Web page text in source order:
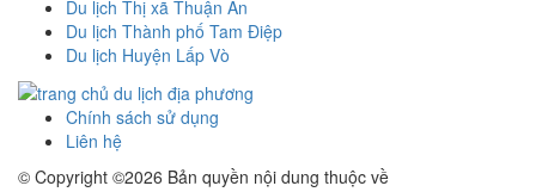
Du lịch Thị xã Thuận An
Du lịch Thành phố Tam Điệp
Du lịch Huyện Lấp Vò
Chính sách sử dụng
Liên hệ
© Copyright ©2026 Bản quyền nội dung thuộc về